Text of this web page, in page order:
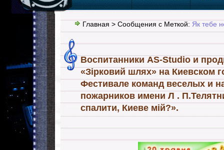
Теги ТОП
Главная > Сообщения с Меткой: Як тебе
Воспитанники AS-Studio и
«Зірковий шлях» на Киевском
Фестивале команд веселых и
пожарников имени Л .
спалити, Киеве мій?».